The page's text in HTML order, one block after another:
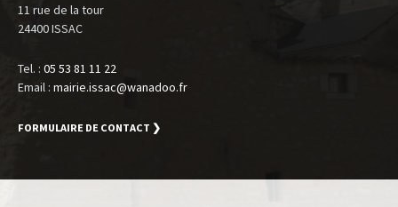
11 rue de la tour
24400 ISSAC
Tel. : 05 53 81 11 22
Email : mairie.issac@wanadoo.fr
FORMULAIRE DE CONTACT ❯